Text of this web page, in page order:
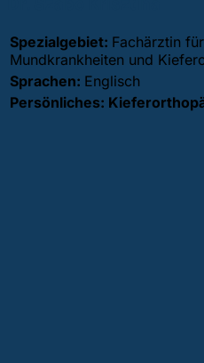
Spezialgebiet: Fachärztin
Mundkrankheiten und
Sprachen: Englisch
Persönliches: